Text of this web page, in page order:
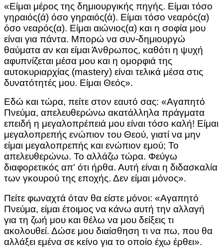
«Είμαι μέρος της δημιουργικής πηγής. Είμαι τόσο
γηραιός(ά) όσο γηραιός(ά). Είμαι τόσο νεαρός(α)
όσο νεαρός(α). Είμαι αιώνιος(α) και η σοφία μου
είναι για πάντα. Μπορώ να συν-δημιουργώ
θαύματα αν και είμαι Άνθρωπος, καθότι η ψυχή
αφυπνίζεται μέσα μου και η ομορφιά της
αυτοκυριαρχίας (mastery) είναι τελικά μέσα στις
δυνατότητές μου. Είμαι Θεός».
Εδώ και τώρα, πείτε στον εαυτό σας: «Αγαπητό
Πνεύμα, απελευθερώνω ακατάλληλα πράγματα
επειδή η μεγαλοπρέπειά μου είναι τόσο καλή! Είμαι
μεγαλοπρεπής ενώπιον του Θεού, γιατί να μην
είμαι μεγαλοπρεπής και ενώπιον εμού; Το
απελευθερώνω. Το αλλάζω τώρα. Φεύγω
διαφορετικός απ' ότι ήρθα. Αυτή είναι η διδασκαλία
των γκουρού της εποχής. Δεν είμαι μόνος».
Πείτε φωναχτά όταν θα είστε μόνοι: «Αγαπητό
Πνεύμα, είμαι έτοιμος να κάνω αυτή την αλλαγή
για τη ζωή μου και θέλω να μου δείξεις τι
ακολουθεί. Δώσε μου διαίσθηση τι να πω, που θα
αλλάξει εμένα σε κείνο για το οποίο έχω έρθει».